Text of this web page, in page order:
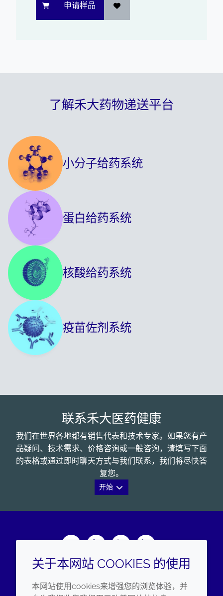
申请样品
了解禾大药物递送平台
小分子给药系统
蛋白给药系统
核酸给药系统
疫苗佐剂系统
联系禾大医药健康
我们在世界各地都有销售代表和技术专家。如果您有产
品疑问、技术需求、价格咨询或一般咨询，请填写下面
的表格或通过即时聊天方式与我们联系，我们将尽快答
复您。
开始
企业 法律信息
关于本网站 COOKIES 的使用
本网站使用cookies来增强您的浏览体验，并